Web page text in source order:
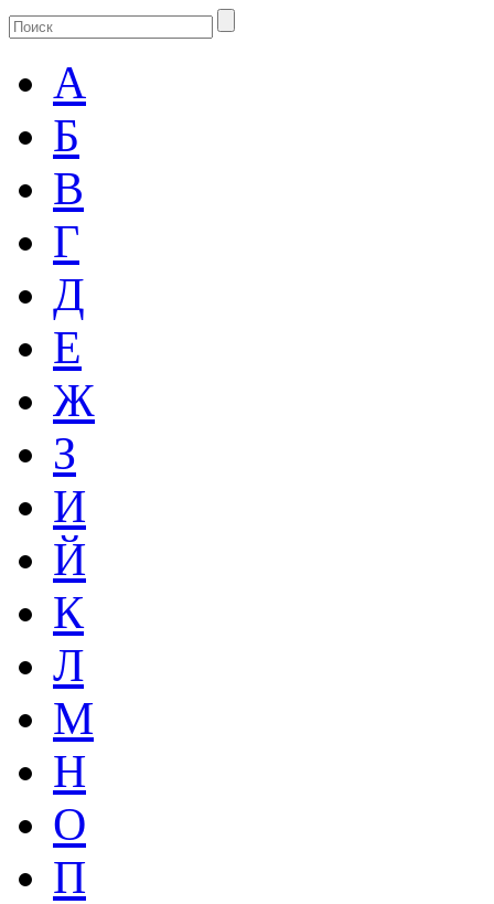
А
Б
В
Г
Д
Е
Ж
З
И
Й
К
Л
М
Н
О
П